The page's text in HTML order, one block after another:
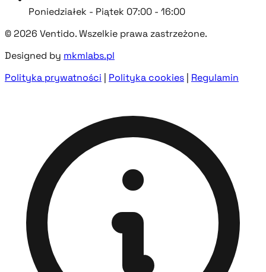
Poniedziałek - Piątek 07:00 - 16:00
© 2026 Ventido. Wszelkie prawa zastrzeżone.
Designed by mkmlabs.pl
Polityka prywatności | Polityka cookies | Regulamin